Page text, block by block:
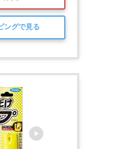
ングで見る